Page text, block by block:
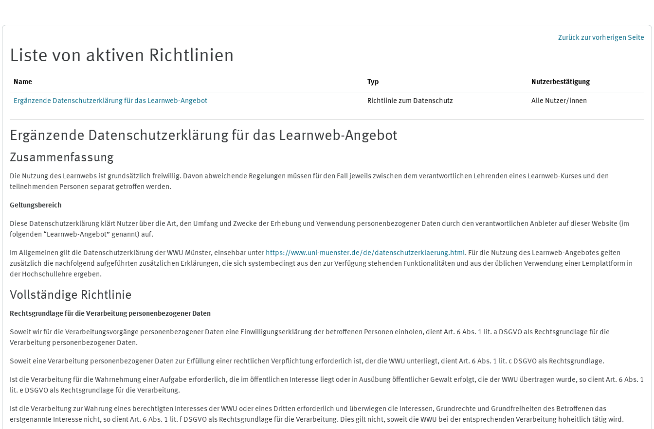
Zurück zur vorherigen Seite
Liste von aktiven Richtlinien
Name Typ Nutzerbestätigung
Ergänzende Datenschutzerklärung für das Learnweb-Angebot Richtlinie zum Datenschutz Alle Nutzer/innen
Ergänzende Datenschutzerklärung für das Learnweb-Angebot
Zusammenfassung
Die Nutzung des Learnwebs ist grundsätzlich freiwillig. Davon abweichende Regelungen müssen für den Fall jeweils zwischen dem verantwortlichen Lehrenden eines Learnweb-Kurses und den
teilnehmenden Personen separat getroffen werden.
Geltungsbereich
Diese Datenschutzerklärung klärt Nutzer über die Art, den Umfang und Zwecke der Erhebung und Verwendung personenbezogener Daten durch den verantwortlichen Anbieter auf dieser Website (im
folgenden “Learnweb-Angebot” genannt) auf.
Im Allgemeinen gilt die Datenschutzerklärung der WWU Münster, einsehbar unter https://www.uni-muenster.de/de/datenschutzerklaerung.html. Für die Nutzung des Learnweb-Angebotes gelten
zusätzlich die nachfolgend aufgeführten zusätzlichen Erklärungen, die sich systembedingt aus den zur Verfügung stehenden Funktionalitäten und aus der üblichen Verwendung einer Lernplattform in
der Hochschullehre ergeben.
Vollständige Richtlinie
Rechtsgrundlage für die Verarbeitung personenbezogener Daten
Soweit wir für die Verarbeitungsvorgänge personenbezogener Daten eine Einwilligungserklärung der betroffenen Personen einholen, dient Art. 6 Abs. 1 lit. a DSGVO als Rechtsgrundlage für die
Verarbeitung personenbezogener Daten.
Soweit eine Verarbeitung personenbezogener Daten zur Erfüllung einer rechtlichen Verpflichtung erforderlich ist, der die WWU unterliegt, dient Art. 6 Abs. 1 lit. c DSGVO als Rechtsgrundlage.
Ist die Verarbeitung für die Wahrnehmung einer Aufgabe erforderlich, die im öffentlichen Interesse liegt oder in Ausübung öffentlicher Gewalt erfolgt, die der WWU übertragen wurde, so dient Art. 6 Abs. 1
lit. e DSGVO als Rechtsgrundlage für die Verarbeitung.
Ist die Verarbeitung zur Wahrung eines berechtigten Interesses der WWU oder eines Dritten erforderlich und überwiegen die Interessen, Grundrechte und Grundfreiheiten des Betroffenen das
erstgenannte Interesse nicht, so dient Art. 6 Abs. 1 lit. f DSGVO als Rechtsgrundlage für die Verarbeitung. Dies gilt nicht, soweit die WWU bei der entsprechenden Verarbeitung hoheitlich tätig wird.